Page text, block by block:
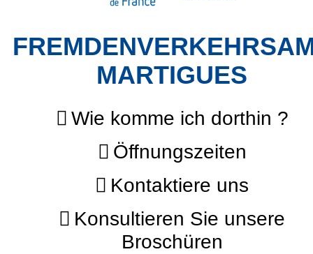
MARTIGUES
Wie komme ich dorthin ?
Öffnungszeiten
Kontaktiere uns
Konsultieren Sie unsere
Broschüren